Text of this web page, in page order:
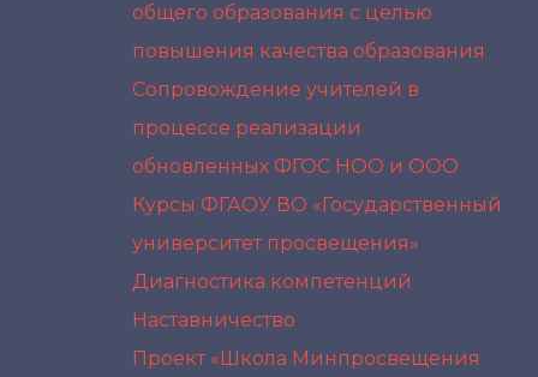
общего образования с целью
повышения качества образования
Сопровождение учителей в
процессе реализации
обновленных ФГОС НОО и ООО
Курсы ФГАОУ ВО «Государственный
университет просвещения»
Диагностика компетенций
Наставничество
Проект «Школа Минпросвещения